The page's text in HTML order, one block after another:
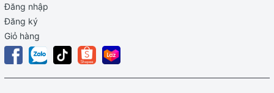
Đăng nhập
Đăng ký
Giỏ hàng